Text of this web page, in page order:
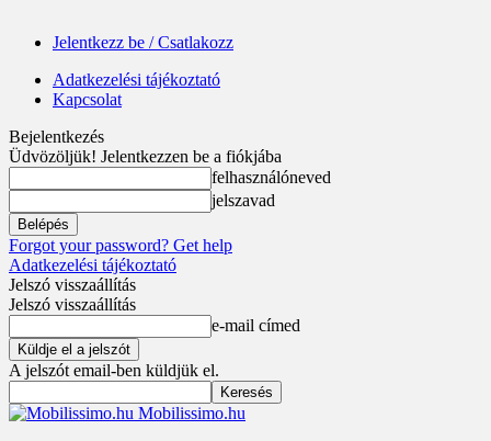
Jelentkezz be / Csatlakozz
Adatkezelési tájékoztató
Kapcsolat
Bejelentkezés
Üdvözöljük! Jelentkezzen be a fiókjába
felhasználóneved
jelszavad
Forgot your password? Get help
Adatkezelési tájékoztató
Jelszó visszaállítás
Jelszó visszaállítás
e-mail címed
A jelszót email-ben küldjük el.
Mobilissimo.hu